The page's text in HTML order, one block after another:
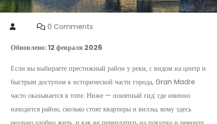
0 Comments
Обновлено: 12 февраля 2026
Если вы выбираете престижный район у реки, с видом на центр и
быстрым доступом к исторической части города, Gran Madre
часто оказывается в топе. Ниже — понятный гид: где именно
находится район, сколько стоят квартиры и виллы, кому здесь